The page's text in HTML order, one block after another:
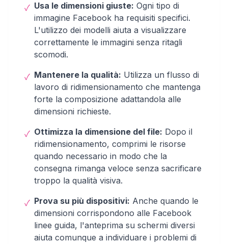
✓ Usa le dimensioni giuste: Ogni tipo di
immagine Facebook ha requisiti specifici.
L'utilizzo dei modelli aiuta a visualizzare
correttamente le immagini senza ritagli
scomodi.
✓ Mantenere la qualità: Utilizza un flusso di
lavoro di ridimensionamento che mantenga
forte la composizione adattandola alle
dimensioni richieste.
✓ Ottimizza la dimensione del file: Dopo il
ridimensionamento, comprimi le risorse
quando necessario in modo che la
consegna rimanga veloce senza sacrificare
troppo la qualità visiva.
✓ Prova su più dispositivi: Anche quando le
dimensioni corrispondono alle Facebook
linee guida, l'anteprima su schermi diversi
aiuta comunque a individuare i problemi di